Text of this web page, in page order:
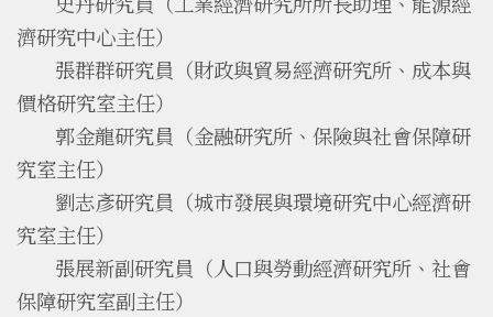
濟研究中心主任）
張群群研究員（財政與貿易經濟研究所、成本與
價格研究室主任）
郭金龍研究員（金融研究所、保險與社會保障研
究室主任）
劉志彥研究員（城市發展與環境研究中心經濟研
究室主任）
張展新副研究員（人口與勞動經濟研究所、社會
保障研究室副主任）